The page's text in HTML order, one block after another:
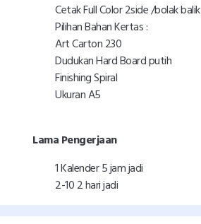
Cetak Full Color 2side /bolak balik
Pilihan Bahan Kertas :
Art Carton 230
Dudukan Hard Board putih
Finishing Spiral
Ukuran A5
Lama Pengerjaan
1 Kalender 5 jam jadi
2-10 2 hari jadi